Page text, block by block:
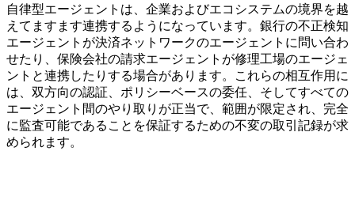
自律型エージェントは、企業およびエコシステムの境界を越
えてますます連携するようになっています。銀行の不正検知
エージェントが決済ネットワークのエージェントに問い合わ
せたり、保険会社の請求エージェントが修理工場のエージェ
ントと連携したりする場合があります。これらの相互作用に
は、双方向の認証、ポリシーベースの委任、そしてすべての
エージェント間のやり取りが正当で、範囲が限定され、完全
に監査可能であることを保証するための不変の取引記録が求
められます。